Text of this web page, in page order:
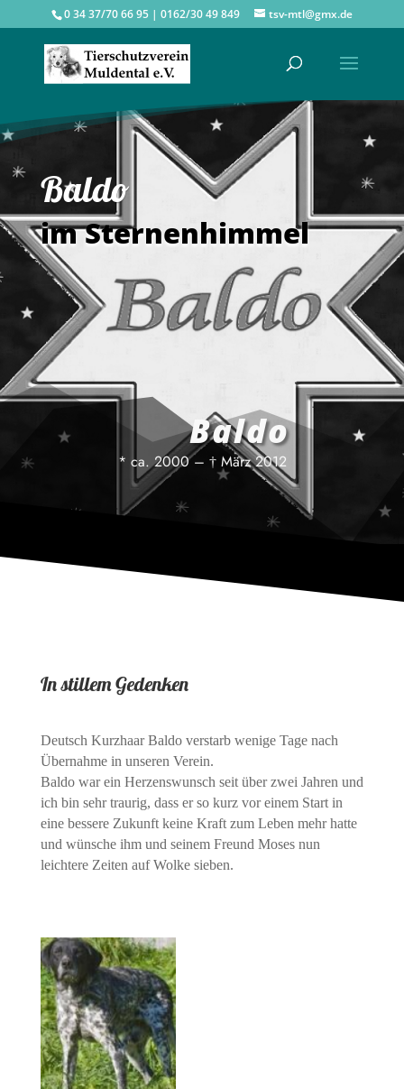
0 34 37/70 66 95 | 0162/30 49 849 tsv-mtl@gmx.de
Baldo
im Sternenhimmel
Baldo
* ca. 2000 – † März 2012
In stillem Gedenken
Deutsch Kurzhaar Baldo verstarb wenige Tage nach
Übernahme in unseren Verein.
Baldo war ein Herzenswunsch seit über zwei Jahren und
ich bin sehr traurig, dass er so kurz vor einem Start in
eine bessere Zukunft keine Kraft zum Leben mehr hatte
und wünsche ihm und seinem Freund Moses nun
leichtere Zeiten auf Wolke sieben.